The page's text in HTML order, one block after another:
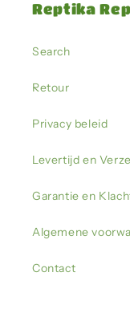
Reptika
Search
Retour
Privacy beleid
Levertijd en
Garantie en
Algemene
Contact